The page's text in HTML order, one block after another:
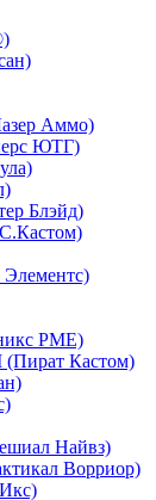
Аммо)
ЮТГ)
Блэйд)
Элементс)
РМЕ)
Кастом)
Найвз)
Ворриор)